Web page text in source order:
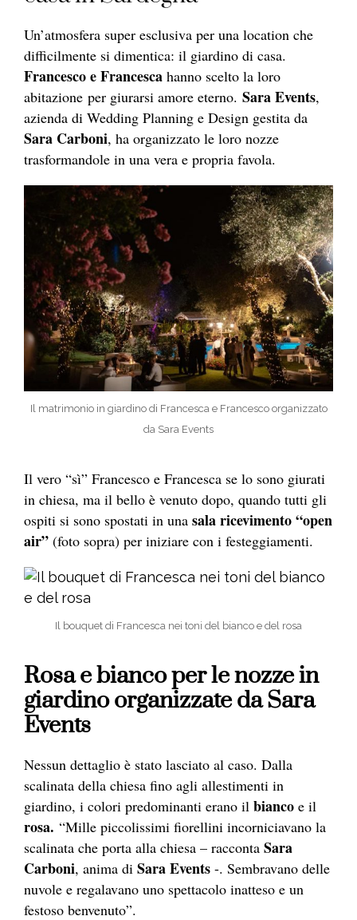
Un’atmosfera super esclusiva per una location che
difficilmente si dimentica: il giardino di casa.
Francesco e Francesca hanno scelto la loro
abitazione per giurarsi amore eterno. Sara Events,
azienda di Wedding Planning e Design gestita da
Sara Carboni, ha organizzato le loro nozze
trasformandole in una vera e propria favola.
Il matrimonio in giardino di Francesca e Francesco organizzato
da Sara Events
Il vero “sì” Francesco e Francesca se lo sono giurati
in chiesa, ma il bello è venuto dopo, quando tutti gli
ospiti si sono spostati in una sala ricevimento “open
air” (foto sopra) per iniziare con i festeggiamenti.
Il bouquet di Francesca nei toni del bianco e del rosa
Rosa e bianco per le nozze in
giardino organizzate da Sara
Events
Nessun dettaglio è stato lasciato al caso. Dalla
scalinata della chiesa fino agli allestimenti in
giardino, i colori predominanti erano il bianco e il
rosa. “Mille piccolissimi fiorellini incorniciavano la
scalinata che porta alla chiesa – racconta Sara
Carboni, anima di Sara Events -. Sembravano delle
nuvole e regalavano uno spettacolo inatteso e un
festoso benvenuto”.